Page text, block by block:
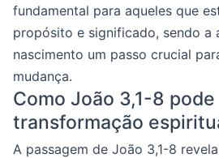
fundamental para aqueles que
propósito e significado, sendo a
nascimento um passo crucial
mudança.
Como João 3,1-8
transformação
A passagem de João 3,1-8